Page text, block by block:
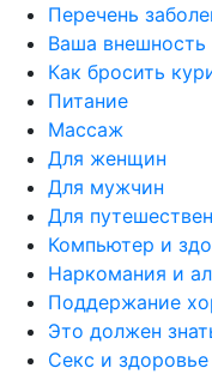
Перечень
Ваша внешность
Как бросить
Питание
Массаж
Для женщин
Для мужчин
Для
Компьютер и
Наркомания и
Поддержание
Это должен
Секс и здоровье